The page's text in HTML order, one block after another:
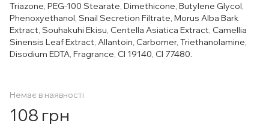
Triazone, PEG-100 Stearate, Dimethicone, Butylene Glycol,
Phenoxyethanol, Snail Secretion Filtrate, Morus Alba Bark
Extract, Souhakuhi Ekisu, Centella Asiatica Extract, Camellia
Sinensis Leaf Extract, Allantoin, Carbomer, Triethanolamine,
Disodium EDTA, Fragrance, CI 19140, CI 77480.
Немає в наявності
108 грн